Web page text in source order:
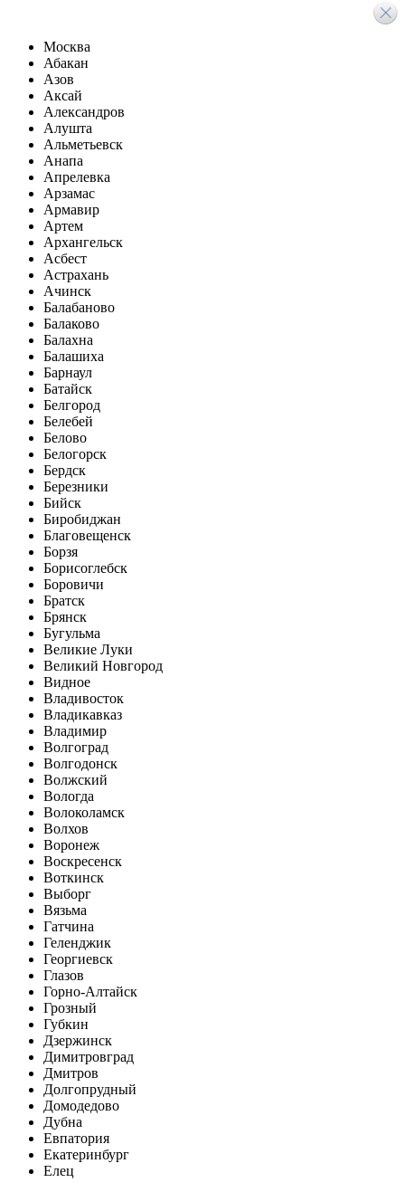
Москва
Абакан
Азов
Аксай
Александров
Алушта
Альметьевск
Анапа
Апрелевка
Арзамас
Армавир
Артем
Архангельск
Асбест
Астрахань
Ачинск
Балабаново
Балаково
Балахна
Балашиха
Барнаул
Батайск
Белгород
Белебей
Белово
Белогорск
Бердск
Березники
Бийск
Биробиджан
Благовещенск
Борзя
Борисоглебск
Боровичи
Братск
Брянск
Бугульма
Великие Луки
Великий Новгород
Видное
Владивосток
Владикавказ
Владимир
Волгоград
Волгодонск
Волжский
Вологда
Волоколамск
Волхов
Воронеж
Воскресенск
Воткинск
Выборг
Вязьма
Гатчина
Геленджик
Георгиевск
Глазов
Горно-Алтайск
Грозный
Губкин
Дзержинск
Димитровград
Дмитров
Долгопрудный
Домодедово
Дубна
Евпатория
Екатеринбург
Елец